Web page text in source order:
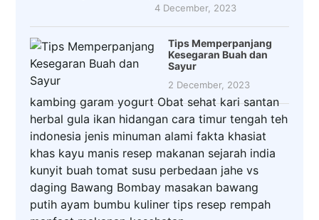
4 December, 2023
Tips Memperpanjang
Kesegaran Buah dan
Sayur
2 December, 2023
kambing garam yogurt Obat sehat kari santan
herbal gula ikan hidangan cara timur tengah teh
indonesia jenis minuman alami fakta khasiat
khas kayu manis resep makanan sejarah india
kunyit buah tomat susu perbedaan jahe vs
daging Bawang Bombay masakan bawang
putih ayam bumbu kuliner tips resep rempah